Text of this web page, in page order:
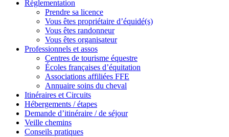
Règlementation
Prendre sa licence
Vous êtes propriétaire d’équidé(s)
Vous êtes randonneur
Vous êtes organisateur
Professionnels et assos
Centres de tourisme équestre
Écoles françaises d’équitation
Associations affiliées FFE
Annuaire soins du cheval
Itinéraires et Circuits
Hébergements / étapes
Demande d’itinéraire / de séjour
Veille chemins
Conseils pratiques